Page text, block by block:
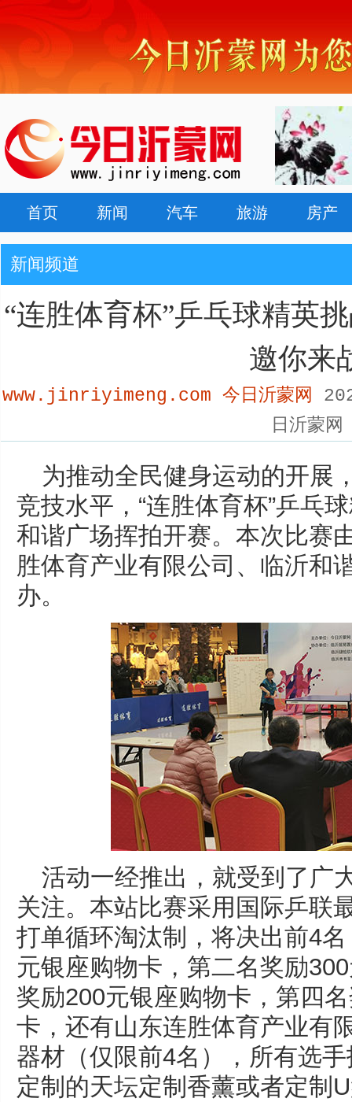
首页 新闻 汽车 旅游 房产
新闻频道
“连胜体育杯”乒乓球精英
邀你来
www.jinriyimeng.com 今日沂蒙网
日沂蒙网
为推动全民健身运动的开展
竞技水平，“连胜体育杯”乒乓
和谐广场挥拍开赛。本次比赛
胜体育产业有限公司、临沂和
办。
活动一经推出，就受到了广
关注。本站比赛采用国际乒联
打单循环淘汰制，将决出前4
元银座购物卡，第二名奖励
奖励200元银座购物卡，第四
卡，还有山东连胜体育产业有
器材（仅限前4名），所有选
定制的天坛定制香薰或者定制